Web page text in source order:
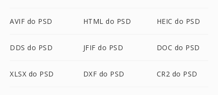
AVIF do PSD HTML do PSD HEIC do PSD
DDS do PSD JFIF do PSD DOC do PSD
XLSX do PSD DXF do PSD CR2 do PSD